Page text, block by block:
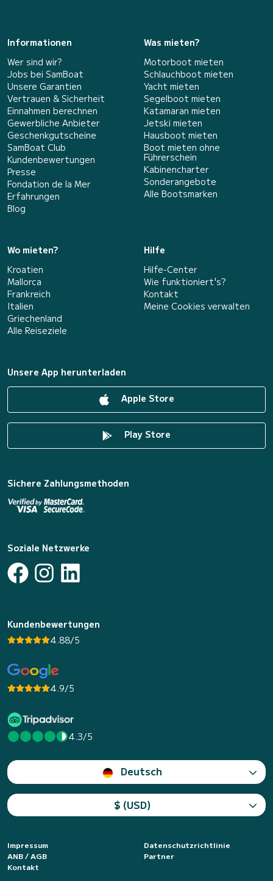
Informationen
Wer sind wir?
Jobs bei SamBoat
Unsere Garantien
Vertrauen & Sicherheit
Einnahmen berechnen
Gewerbliche Anbieter
Geschenkgutscheine
SamBoat Club
Kundenbewertungen
Presse
Fondation de la Mer
Erfahrungen
Blog
Was mieten?
Motorboot mieten
Schlauchboot mieten
Yacht mieten
Segelboot mieten
Katamaran mieten
Jetski mieten
Hausboot mieten
Boot mieten ohne
Führerschein
Kabinencharter
Sonderangebote
Alle Bootsmarken
Wo mieten?
Kroatien
Mallorca
Frankreich
Italien
Griechenland
Alle Reiseziele
Hilfe
Hilfe-Center
Wie funktioniert's?
Kontakt
Meine Cookies verwalten
Unsere App herunterladen
Apple Store
Play Store
Sichere Zahlungsmethoden
Soziale Netzwerke
Kundenbewertungen
4.88/5
4.9/5
4.3/5
Deutsch
$ (USD)
Impressum
Datenschutzrichtlinie
ANB / AGB
Partner
Kontakt